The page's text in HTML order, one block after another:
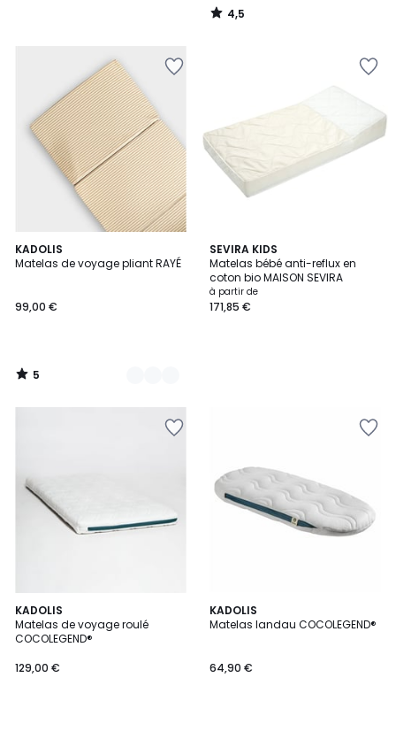
4,5
/
KADOLIS
Matelas de voyage pliant RAYÉ
99,00 €
5
/
2
Couleurs
5
/
SEVIRA KIDS
Matelas bébé anti-reflux en
coton bio MAISON SEVIRA
à partir de
171,85 €
KADOLIS
Matelas de voyage roulé
COCOLEGEND®
129,00 €
KADOLIS
Matelas landau COCOLEGEND®
64,90 €